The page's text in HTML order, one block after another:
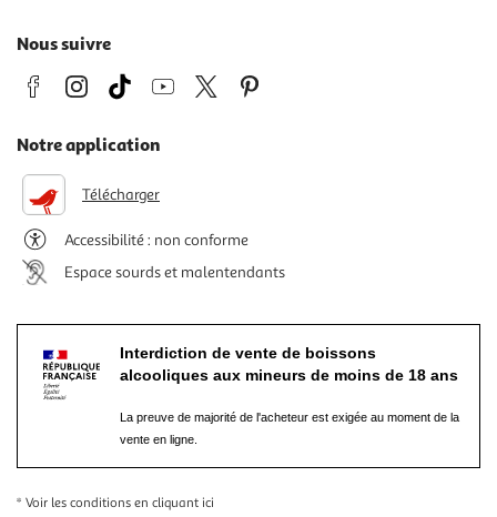
Nous suivre
Notre application
Télécharger
Accessibilité : non conforme
Espace sourds et malentendants
Interdiction de vente de boissons
alcooliques aux mineurs de moins de 18 ans
La preuve de majorité de l'acheteur est exigée au moment de la
vente en ligne.
* Voir les conditions en cliquant ici